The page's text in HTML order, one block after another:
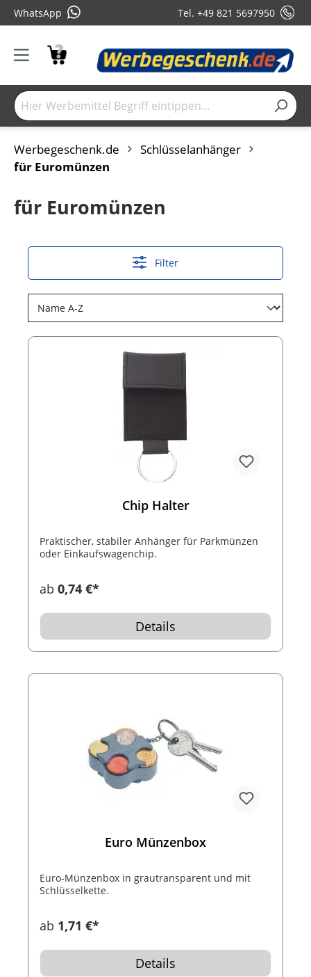
WhatsApp Tel. +49 821 5697950
Werbegeschenk.de
Schlüsselanhänger
für Euromünzen
für Euromünzen
Filter
Chip Halter
Praktischer, stabiler Anhänger für Parkmünzen
oder Einkaufswagenchip.
ab 0,74 €*
Details
Euro Münzenbox
Euro-Münzenbox in grautransparent und mit
Schlüsselkette.
ab 1,71 €*
Details